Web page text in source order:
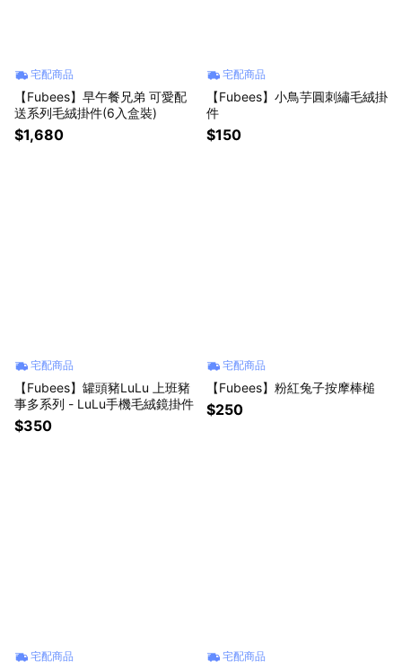
宅配商品
【Fubees】早午餐兄弟 可愛配
送系列毛絨掛件(6入盒裝)
$1,680
宅配商品
【Fubees】小鳥芋圓刺繡毛絨掛
件
$150
宅配商品
【Fubees】罐頭豬LuLu 上班豬
事多系列 - LuLu手機毛絨鏡掛件
$350
宅配商品
【Fubees】粉紅兔子按摩棒槌
$250
宅配商品 宅配商品